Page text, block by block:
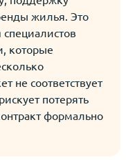
жилья. Это
которые
не соответствует
потерять
формально